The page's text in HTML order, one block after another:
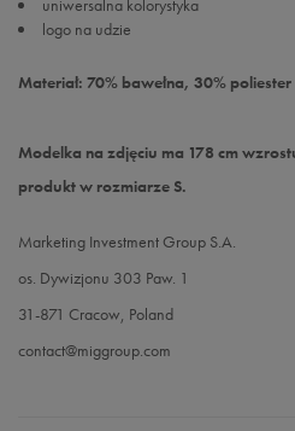
uniwersalna kolorystyka
logo na udzie
Materiał: 70% bawełna, 30% poliester
Modelka na zdjęciu ma 178 cm
produkt w rozmiarze S.
Marketing Investment Group S.A.
os. Dywizjonu 303 Paw. 1
31-871 Cracow, Poland
contact@miggroup.com